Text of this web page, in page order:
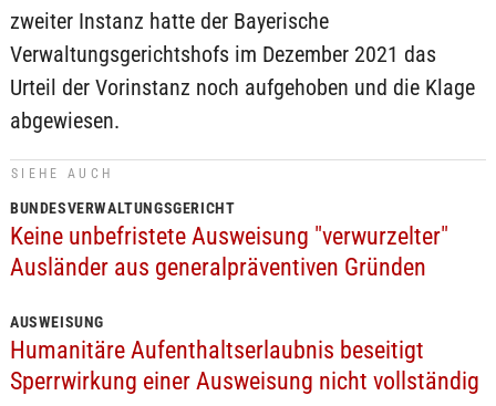
zweiter Instanz hatte der Bayerische
Verwaltungsgerichtshofs im Dezember 2021 das
Urteil der Vorinstanz noch aufgehoben und die Klage
abgewiesen.
SIEHE AUCH
BUNDESVERWALTUNGSGERICHT
Keine unbefristete Ausweisung "verwurzelter"
Ausländer aus generalpräventiven Gründen
AUSWEISUNG
Humanitäre Aufenthaltserlaubnis beseitigt
Sperrwirkung einer Ausweisung nicht vollständig